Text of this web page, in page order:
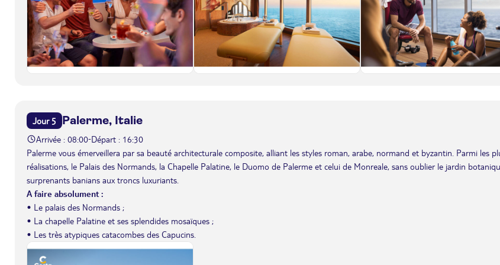
Jour 5 Palerme, Italie
Arrivée : 08:00-Départ : 16:30
Palerme vous émerveillera par sa beauté architecturale composite, alliant les styles roman, arabe, normand et byzantin. Parmi les
réalisations, le Palais des Normands, la Chapelle Palatine, le Duomo de Palerme et celui de Monreale, sans oublier le jardin
surprenants banians aux troncs luxuriants.
A faire absolument :
• Le palais des Normands ;
• La chapelle Palatine et ses splendides mosaïques ;
• Les très atypiques catacombes des Capucins.